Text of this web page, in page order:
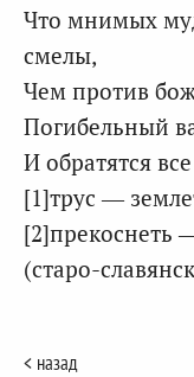
Что мнимых
смелы,
Чем против
Погибельный
И обратятся
[1]трус —
[2]прекоснеть
(старо-
< назад